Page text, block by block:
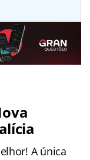
A única